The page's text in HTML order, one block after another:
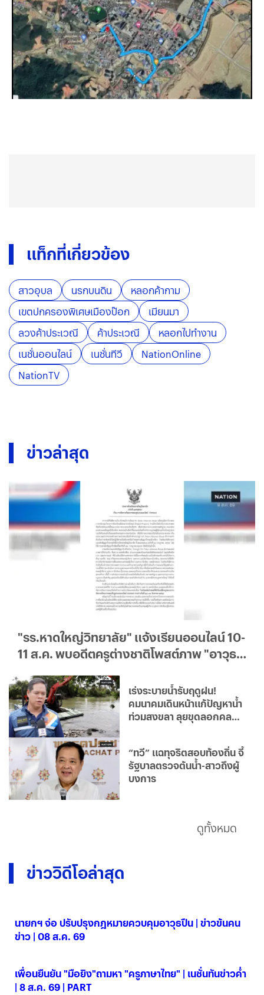
แท็กที่เกี่ยวข้อง
สาวอุบล นรกบนดิน
หลอกค้ากาม
เขตปกครองพิเศษเมืองป๊อก
เมียนมา
ลวงค้าประเวณี
ค้าประเวณี
หลอกไปทำงาน
เนชั่นออนไลน์
เนชั่นทีวี
NationOnline
NationTV
ข่าวล่าสุด
"รร.หาดใหญ่วิทยาลัย" แจ้งเรียนออนไลน์ 10-
11 ส.ค. พบอดีตครูต่างชาติโพสต์ภาพ "อาวุธ"
เร่งระบายน้ำรับฤดูฝน!
คมนาคมเดินหน้าแก้ปัญหาน้ำ
ท่วมสงขลา ลุยขุดลอกคลอง
“ทวี” แฉทุจริตสอบท้องถิ่น จี้
รัฐบาลตรวจต้นน้ำ-สาวถึงผู้
บงการ
ดูทั้งหมด
ข่าววิดีโอล่าสุด
นายกฯ จ่อ ปรับปรุงกฎหมายควบคุมอาวุธปืน | ข่าวข้นคน
ข่าว | 08 ส.ค. 69
เพื่อนยืนยัน "มือยิง"ถามหา "ครูภาษาไทย" | เนชั่นทันข่าวค่ำ
| 8 ส.ค. 69 | PART